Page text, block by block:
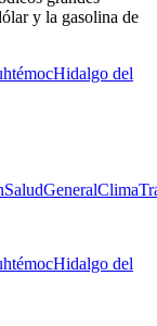
y la gasolina de
Hidalgo del
SaludGeneralClima
Hidalgo del